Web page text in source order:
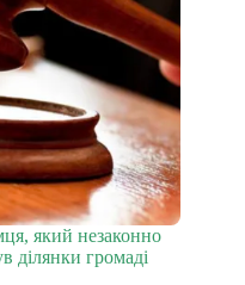
який незаконно
ділянки громаді